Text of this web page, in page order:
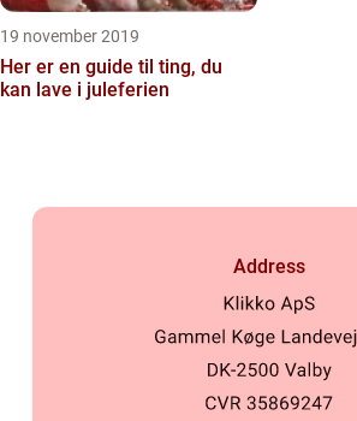
19 november 2019
Her er en guide til ting, du
kan lave i juleferien
Address